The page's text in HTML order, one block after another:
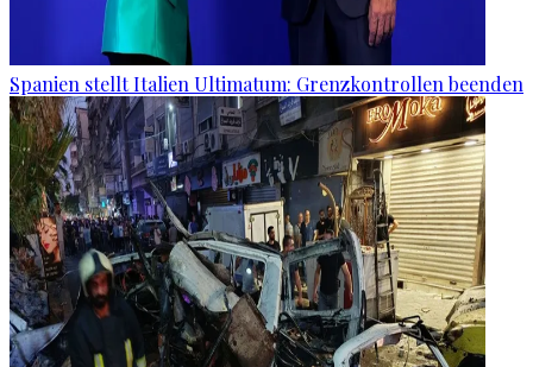
Spanien stellt Italien Ultimatum: Grenzkontrollen beenden